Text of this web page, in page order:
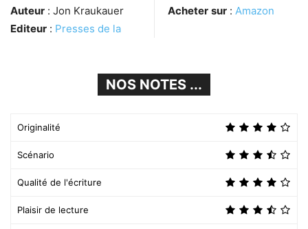
Auteur : Jon Kraukauer
Editeur : Presses de la
Acheter sur : Amazon
NOS NOTES ...
Originalité
Scénario
Qualité de l'écriture
Plaisir de lecture